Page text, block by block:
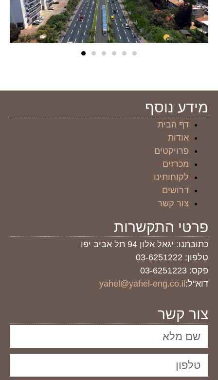
מידע נוסף
דף הבית
אודות
פרויקטים
מכרזים
לקוחותינו
דרושים
צור קשר
פרטי התקשרות
כתובתנו: יגאל אלון 94 תל אביב יפו
טלפון: 03-6251222
פקס: 03-6251223
דוא"ל: yahel@yahel-eng.co.il
צור קשר